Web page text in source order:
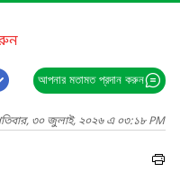
আপনার মতামত প্রদান করুন
৩০ জুলাই, ২০২৬ এ ০৩:১৮ PM